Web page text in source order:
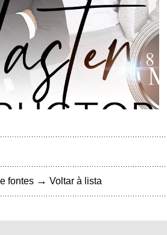
fontes → Voltar à lista